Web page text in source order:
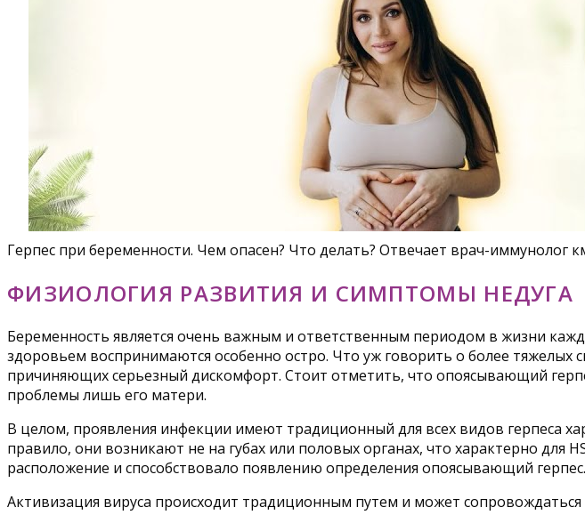
Герпес при беременности. Чем опасен? Что делать? Отвечает врач-иммунолог
ФИЗИОЛОГИЯ РАЗВИТИЯ И СИМПТОМЫ НЕДУГА
Беременность является очень важным и ответственным периодом в жизни
здоровьем воспринимаются особенно остро. Что уж говорить о более
причиняющих серьезный дискомфорт. Стоит отметить, что опоясывающий
проблемы лишь его матери.
В целом, проявления инфекции имеют традиционный для всех видов герпеса
правило, они возникают не на губах или половых органах, что характерно для
расположение и способствовало появлению определения опоясывающий герпес.
Активизация вируса происходит традиционным путем и может